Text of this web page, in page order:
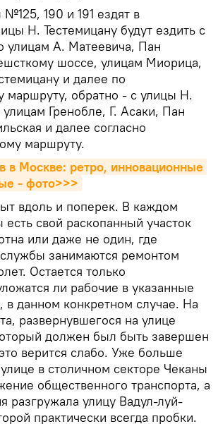
190 и 191 ездят в
Н. Тестемицану будут ездить с
улицам А. Матеевича, Пан
шоссе, улицам Миорица,
и далее по
маршруту, обратно - с улицы Н.
Гренобле, Г. Асаки, Пан
и далее согласно
маршруту.
в Москве: ретро, инновационные
- фото>>>
вдоль и поперек. В каждом
свой раскопанный участок
или даже не один, где
занимаются ремонтом
Остается только
ли рабочие в указанные
в данном конкретном случае. На
развернувшегося на улице
должен был быть завершен
верится слабо. Уже больше
в столичном секторе Чеканы
общественного транспорта, а
разгружала улицу Вадул-луй-
практически всегда пробки.